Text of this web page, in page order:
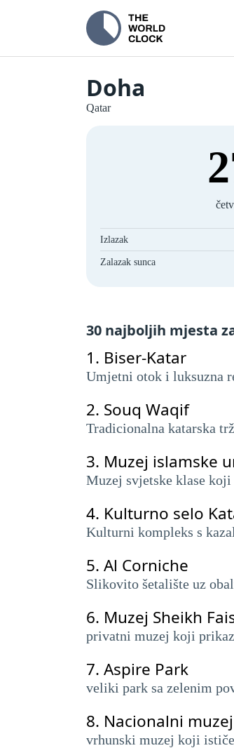
Doha
Qatar
Izlazak
Zalazak sunca
30 najboljih mjesta
1. Biser-Katar
Umjetni otok i luksuzna
2. Souq Waqif
Tradicionalna katarska
3. Muzej islamske
Muzej svjetske klase
4. Kulturno selo
Kulturni kompleks s
5. Al Corniche
Slikovito šetalište uz
6. Muzej Sheikh
privatni muzej koji
7. Aspire Park
veliki park sa zelenim
8. Nacionalni
vrhunski muzej koji